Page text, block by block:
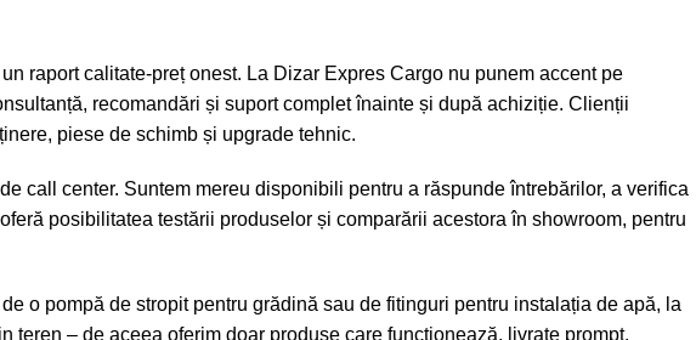
raport calitate-preț onest. La Dizar Expres Cargo nu punem accent pe
recomandări și suport complet înainte și după achiziție. Clienții
piese de schimb și upgrade tehnic.
call center. Suntem mereu disponibili pentru a răspunde întrebărilor, a verifica
posibilitatea testării produselor și comparării acestora în showroom, pentru
o pompă de stropit pentru grădină sau de fitinguri pentru instalația de apă, la
– de aceea oferim doar produse care funcționează, livrate prompt,